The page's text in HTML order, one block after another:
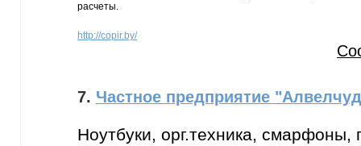
расчеты.
http://copir.by/
7. Частное предприятие
Ноутбуки, орг.техника, смарфоны,